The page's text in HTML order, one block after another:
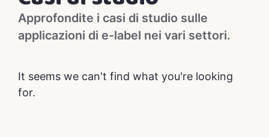
Approfondite i casi di studio sulle
applicazioni di e-label nei vari settori.
It seems we can't find what you're looking
for.